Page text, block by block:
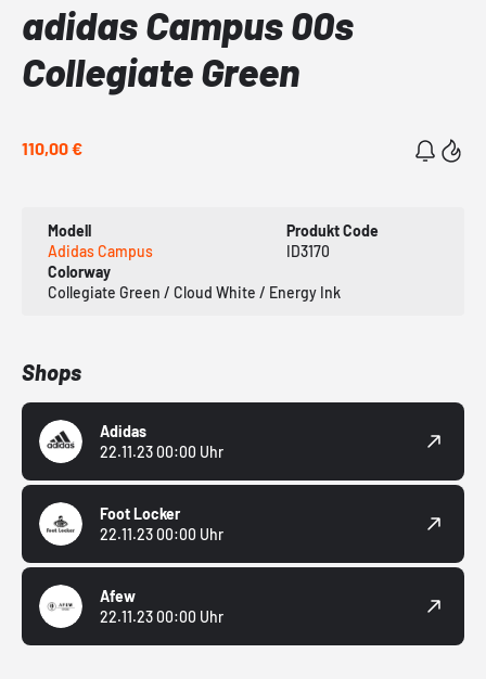
adidas Campus 00s
Collegiate Green
110,00 €
Modell
Adidas Campus
Produkt Code
ID3170
Colorway
Collegiate Green / Cloud White / Energy Ink
Shops
Adidas
22.11.23 00:00 Uhr
Foot Locker
22.11.23 00:00 Uhr
Afew
22.11.23 00:00 Uhr